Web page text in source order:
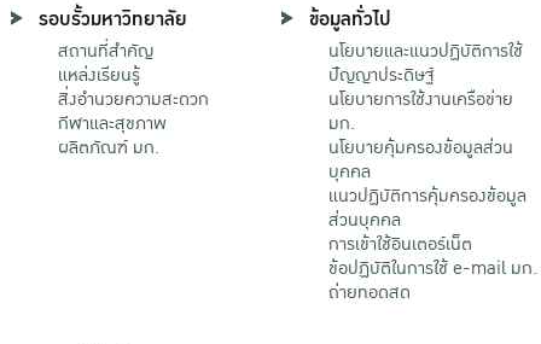
รอบรั้วมหาวิทยาลัย
สถานที่สำคัญ
แหล่งเรียนรู้
สิ่งอำนวยความสะดวก
กีฬาและสุขภาพ
ผลิตภัณฑ์ มก.
ข้อมูลทั่วไป
นโยบายและแนวปฏิบัติการใช้
ปัญญาประดิษฐ์
นโยบายการใช้งานเครือข่าย
มก.
นโยบายคุ้มครองข้อมูลส่วน
บุคคล
แนวปฏิบัติการคุ้มครองข้อมูล
ส่วนบุคคล
การเข้าใช้อินเตอร์เน็ต
ข้อปฏิบัติในการใช้ e-mail มก.
ถ่ายทอดสด